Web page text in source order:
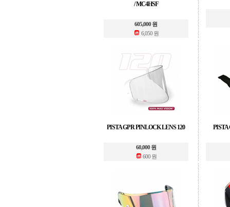
/ MC4HSF
605,000 원
6,050 원
PISTA GP R PINLOCK LENS 120
60,000 원
600 원
PISTA